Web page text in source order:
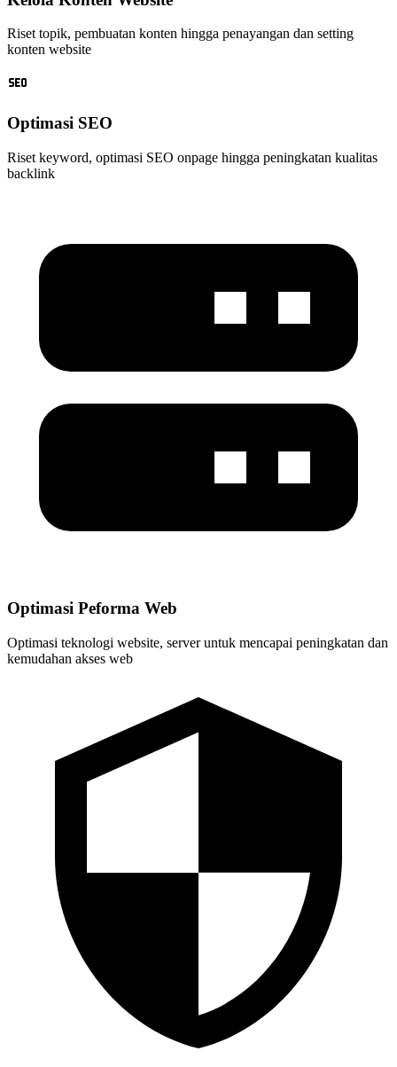
Riset topik, pembuatan konten hingga penayangan dan setting
konten website
Optimasi SEO
Riset keyword, optimasi SEO onpage hingga peningkatan kualitas
backlink
Optimasi Peforma Web
Optimasi teknologi website, server untuk mencapai peningkatan dan
kemudahan akses web